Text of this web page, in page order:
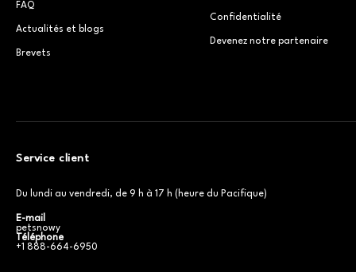
FAQ
Actualités et blogs
Brevets
Confidentialité
Devenez notre partenaire
Service client
Du lundi au vendredi, de 9 h à 17 h (heure du Pacifique)
E-mail
petsnowy
Téléphone
+1 888-664-6950